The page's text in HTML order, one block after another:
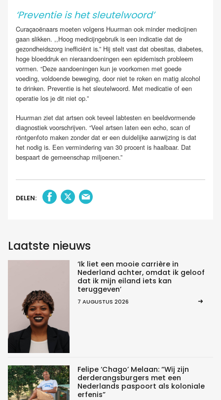
‘Preventie is het sleutelwoord’
Curaçaoënaars moeten volgens Huurman ook minder medicijnen
gaan slikken. ,,Hoog medicijngebruik is een indicatie dat de
gezondheidszorg inefficiënt is.” Hij stelt vast dat obesitas, diabetes,
hoge bloeddruk en nieraandoeningen een epidemisch probleem
vormen. “Deze aandoeningen kun je voorkomen met goede
voeding, voldoende beweging, door niet te roken en matig alcohol
te drinken. Preventie is het sleutelwoord. Met medicatie of een
operatie los je dit niet op.”
Huurman ziet dat artsen ook teveel labtesten en beeldvormende
diagnostiek voorschrijven. “Veel artsen laten een echo, scan of
röntgenfoto maken zonder dat er een duidelijke aanwijzing is dat
het nodig is. Een vermindering van 30 procent is haalbaar. Dat
bespaart de gemeenschap miljoenen.”
DELEN:
Laatste nieuws
‘Ik liet een mooie carrière in
Nederland achter, omdat ik geloof
dat ik mijn eiland iets kan
teruggeven’
7 AUGUSTUS 2026
Felipe ‘Chago’ Melaan: “Wij zijn
derderangsburgers met een
Nederlands paspoort als koloniale
erfenis”